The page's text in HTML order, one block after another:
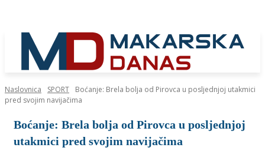
Naslovnica SPORT
Boćanje: Brela bolja od Pirovca u posljednjoj utakmici
pred svojim navijačima
Boćanje: Brela bolja od Pirovca u posljednjoj
utakmici pred svojim navijačima